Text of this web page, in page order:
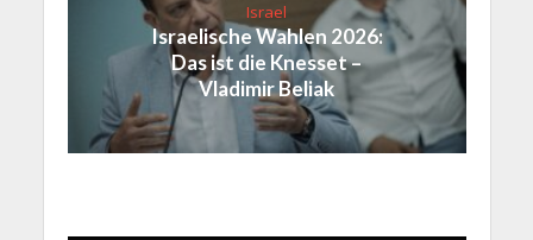
Israel
Israelische Wahlen 2026:
Das ist die Knesset –
Vladimir Beliak